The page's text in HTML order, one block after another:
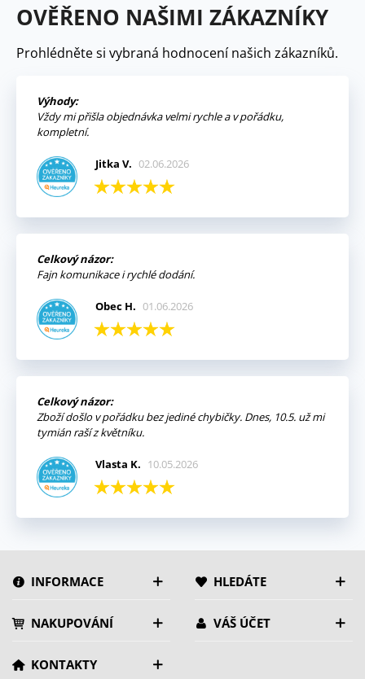
OVĚŘENO NAŠIMI ZÁKAZNÍKY
Prohlédněte si vybraná hodnocení našich zákazníků.
Výhody:
Vždy mi přišla objednávka velmi rychle a v pořádku,
kompletní.
Jitka V. 02.06.2026
Celkový názor:
Fajn komunikace i rychlé dodání.
Obec H. 01.06.2026
Celkový názor:
Zboží došlo v pořádku bez jediné chybičky. Dnes, 10.5. už mi
tymián raší z květníku.
Vlasta K. 10.05.2026
INFORMACE HLEDÁTE
NAKUPOVÁNÍ VÁŠ ÚČET
KONTAKTY